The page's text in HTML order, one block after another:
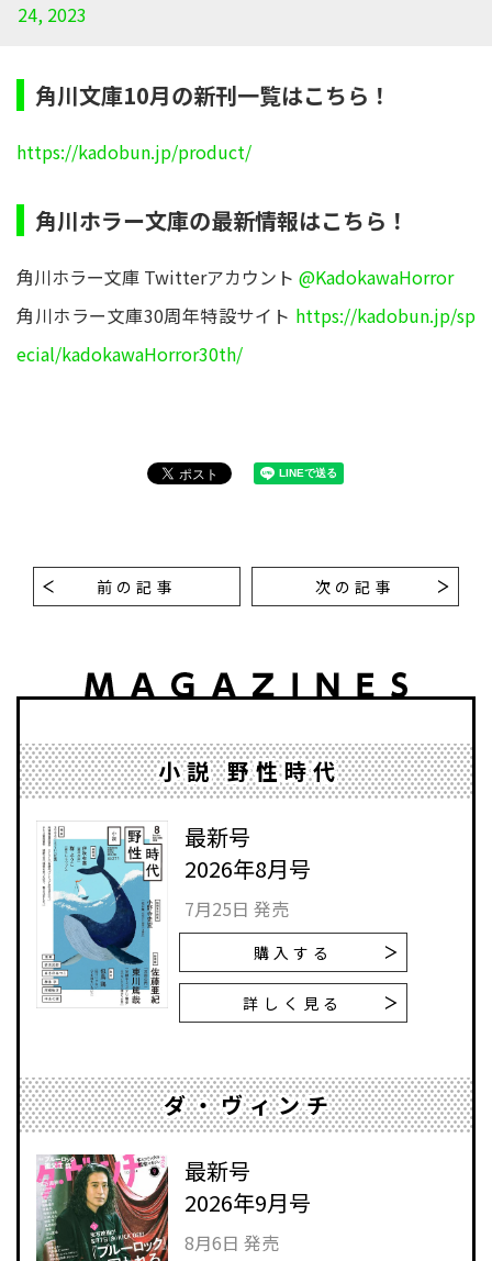
24, 2023
角川文庫10月の新刊一覧はこちら！
https://kadobun.jp/product/
角川ホラー文庫の最新情報はこちら！
角川ホラー文庫 Twitterアカウント @KadokawaHorror
角川ホラー文庫30周年特設サイト https://kadobun.jp/sp
ecial/kadokawaHorror30th/
前の記事 次の記事
小説 野性時代
最新号
2026年8月号
7月25日 発売
購入する
詳しく見る
ダ・ヴィンチ
最新号
2026年9月号
8月6日 発売